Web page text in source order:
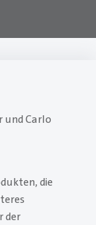
und Carlo
die
der